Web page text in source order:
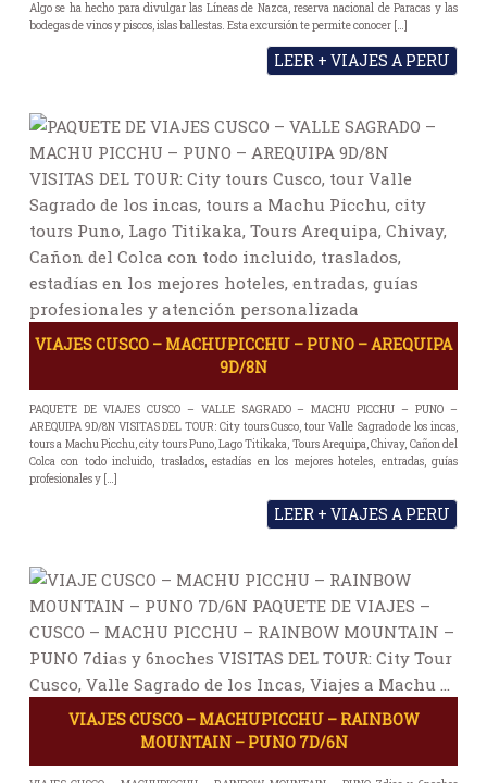
Algo se ha hecho para divulgar las Líneas de Nazca, reserva nacional de Paracas y las
bodegas de vinos y piscos, islas ballestas. Esta excursión te permite conocer […]
LEER + VIAJES A PERU
VIAJES CUSCO – MACHUPICCHU – PUNO – AREQUIPA
9D/8N
PAQUETE DE VIAJES CUSCO – VALLE SAGRADO – MACHU PICCHU – PUNO –
AREQUIPA 9D/8N VISITAS DEL TOUR: City tours Cusco, tour Valle Sagrado de los incas,
tours a Machu Picchu, city tours Puno, Lago Titikaka, Tours Arequipa, Chivay, Cañon del
Colca con todo incluido, traslados, estadías en los mejores hoteles, entradas, guías
profesionales y […]
LEER + VIAJES A PERU
VIAJES CUSCO – MACHUPICCHU – RAINBOW
MOUNTAIN – PUNO 7D/6N